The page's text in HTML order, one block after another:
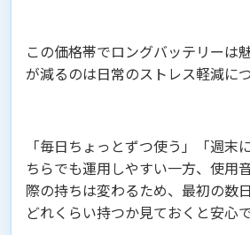
この価格帯でロングバッテリーは
が減るのは日常のストレス軽減に
「毎日ちょっとずつ使う」「週末
ちらでも運用しやすい一方、使用
際の持ちは変わるため、最初の数
どれくらい持つか見ておくと安心で